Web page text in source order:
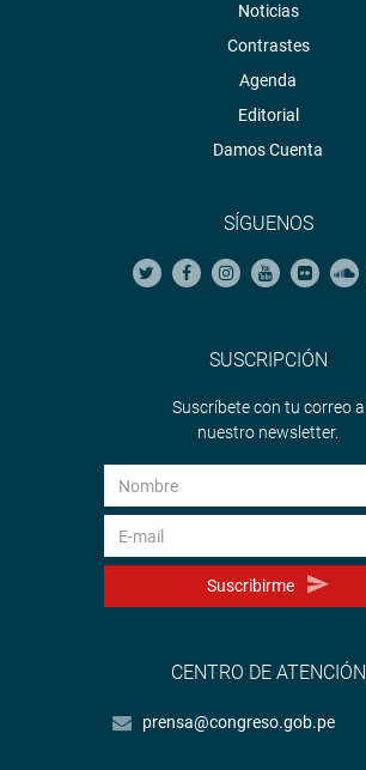
Noticias
Contrastes
Agenda
Editorial
Damos Cuenta
SÍGUENOS
SUSCRIPCIÓN
Suscríbete con tu correo a
nuestro newsletter.
Suscribirme
CENTRO DE ATENCIÓN
prensa@congreso.gob.pe